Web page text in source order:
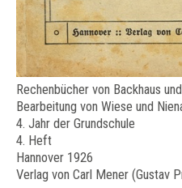
Rechenbücher von Backhaus
Bearbeitung von Wiese und
4. Jahr der Grundschule
4. Heft
Hannover 1926
Verlag von Carl Mener (Gustav